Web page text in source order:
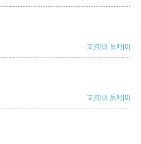
支持[0] 反对[0]
支持[0] 反对[0]